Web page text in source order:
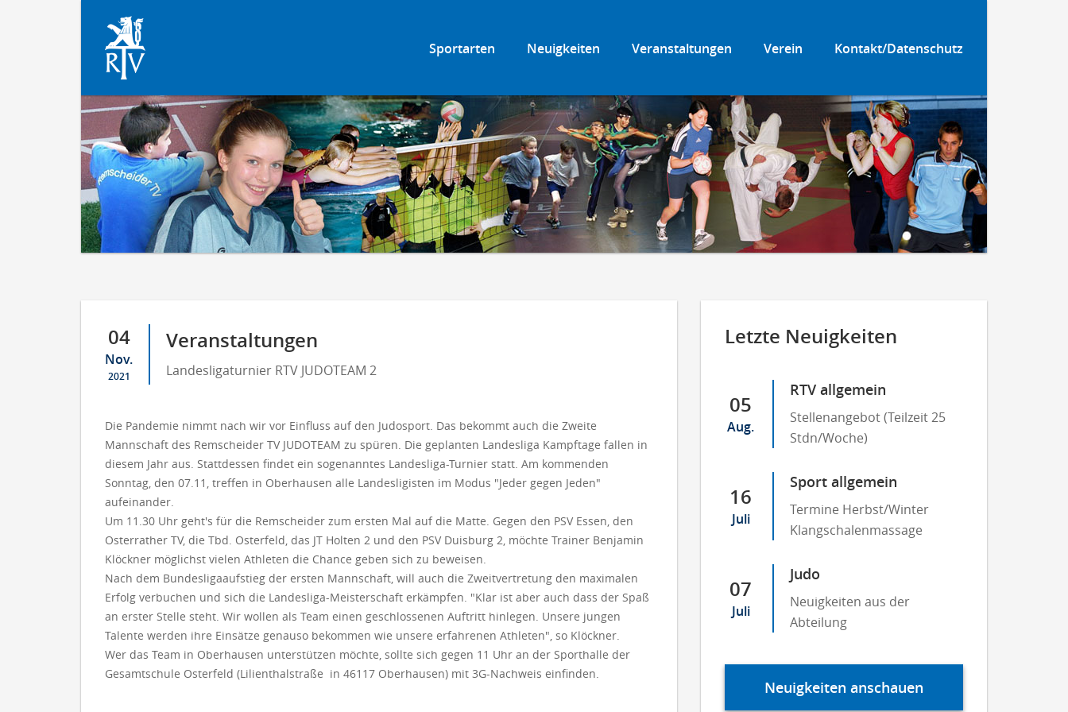
Kontakt/Datenschutz
Verein
Veranstaltungen
Neuigkeiten
Sportarten
04
Nov.
2021
Veranstaltungen
Landesligaturnier RTV JUDOTEAM 2
Die Pandemie nimmt nach wir vor Einfluss auf den Judosport. Das bekommt auch die Zweite
Mannschaft des Remscheider TV JUDOTEAM zu spüren. Die geplanten Landesliga Kampftage fallen in
diesem Jahr aus. Stattdessen findet ein sogenanntes Landesliga-Turnier statt. Am kommenden
Sonntag, den 07.11, treffen in Oberhausen alle Landesligisten im Modus "Jeder gegen Jeden"
aufeinander.
Um 11.30 Uhr geht's für die Remscheider zum ersten Mal auf die Matte. Gegen den PSV Essen, den
Osterrather TV, die Tbd. Osterfeld, das JT Holten 2 und den PSV Duisburg 2, möchte Trainer Benjamin
Klöckner möglichst vielen Athleten die Chance geben sich zu beweisen.
Nach dem Bundesligaaufstieg der ersten Mannschaft, will auch die Zweitvertretung den maximalen
Erfolg verbuchen und sich die Landesliga-Meisterschaft erkämpfen. "Klar ist aber auch dass der Spaß
an erster Stelle steht. Wir wollen als Team einen geschlossenen Auftritt hinlegen. Unsere jungen
Talente werden ihre Einsätze genauso bekommen wie unsere erfahrenen Athleten", so Klöckner.
Wer das Team in Oberhausen unterstützen möchte, sollte sich gegen 11 Uhr an der Sporthalle der
Gesamtschule Osterfeld (Lilienthalstraße in 46117 Oberhausen) mit 3G-Nachweis einfinden.
Letzte Neuigkeiten
05
Aug.
RTV allgemein
Stellenangebot (Teilzeit 25
Stdn/Woche)
16
Juli
Sport allgemein
Termine Herbst/Winter
Klangschalenmassage
07
Juli
Judo
Neuigkeiten aus der
Abteilung
Neuigkeiten anschauen